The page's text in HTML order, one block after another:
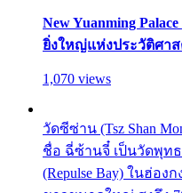
New Yuanming
ยิ่งใหญ่แห่งประวัติศา
1,070 views
วัดซีซ่าน (Tsz Shan
ชื่อ ฉี่ซ้านจี๋ เป็นวัดพุท
(Repulse Bay) ในฮ่อ